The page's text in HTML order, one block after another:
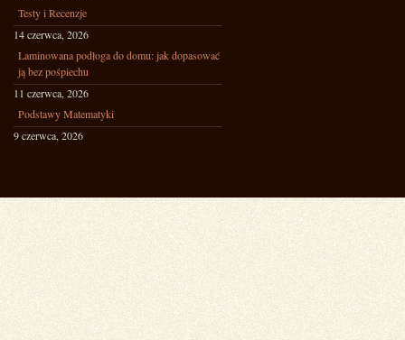
Testy i Recenzje
14 czerwca, 2026
Laminowana podłoga do domu: jak dopasować
ją bez pośpiechu
11 czerwca, 2026
Podstawy Matematyki
9 czerwca, 2026